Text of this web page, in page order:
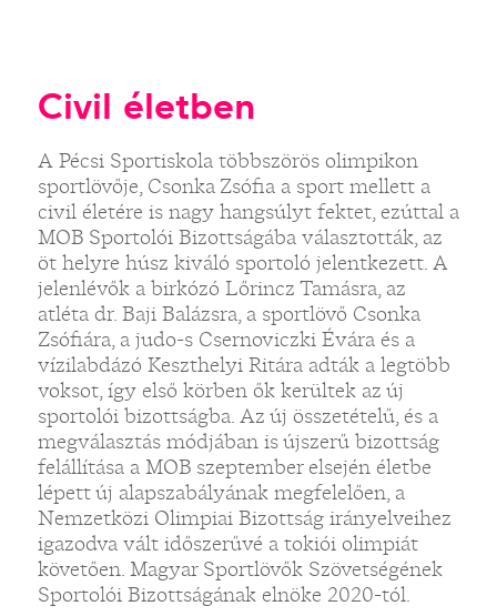
Civil életben
A Pécsi Sportiskola többszörös olimpikon
sportlövője, Csonka Zsófia a sport mellett a
civil életére is nagy hangsúlyt fektet, ezúttal a
MOB Sportolói Bizottságába választották, az
öt helyre húsz kiváló sportoló jelentkezett. A
jelenlévők a birkózó Lőrincz Tamásra, az
atléta dr. Baji Balázsra, a sportlövő Csonka
Zsófiára, a judo-s Csernoviczki Évára és a
vízilabdázó Keszthelyi Ritára adták a legtöbb
voksot, így első körben ők kerültek az új
sportolói bizottságba. Az új összetételű, és a
megválasztás módjában is újszerű bizottság
felállítása a MOB szeptember elsején életbe
lépett új alapszabályának megfelelően, a
Nemzetközi Olimpiai Bizottság irányelveihez
igazodva vált időszerűvé a tokiói olimpiát
követően. Magyar Sportlövők Szövetségének
Sportolói Bizottságának elnöke 2020-tól.